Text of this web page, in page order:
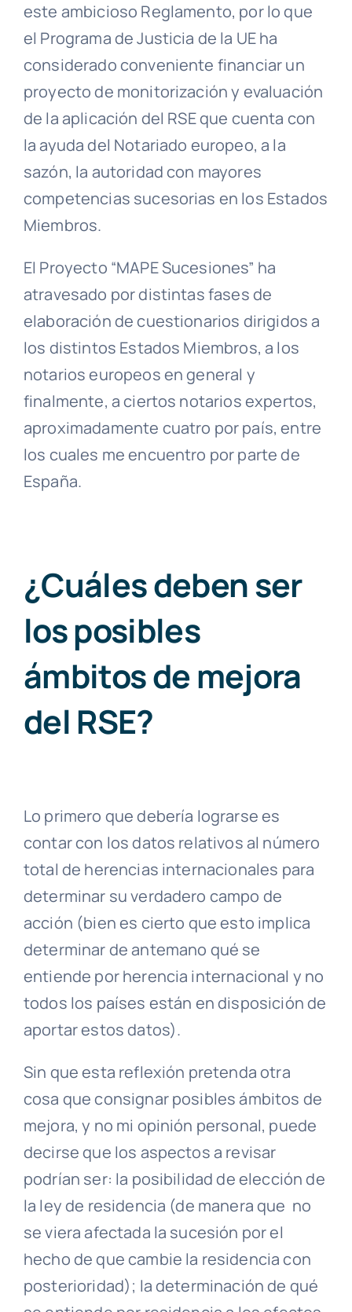
este ambicioso Reglamento, por lo que
el Programa de Justicia de la UE ha
considerado conveniente financiar un
proyecto de monitorización y evaluación
de la aplicación del RSE que cuenta con
la ayuda del Notariado europeo, a la
sazón, la autoridad con mayores
competencias sucesorias en los Estados
Miembros.
El Proyecto “MAPE Sucesiones” ha
atravesado por distintas fases de
elaboración de cuestionarios dirigidos a
los distintos Estados Miembros, a los
notarios europeos en general y
finalmente, a ciertos notarios expertos,
aproximadamente cuatro por país, entre
los cuales me encuentro por parte de
España.
¿Cuáles deben ser
los posibles
ámbitos de mejora
del RSE?
Lo primero que debería lograrse es
contar con los datos relativos al número
total de herencias internacionales para
determinar su verdadero campo de
acción (bien es cierto que esto implica
determinar de antemano qué se
entiende por herencia internacional y no
todos los países están en disposición de
aportar estos datos).
Sin que esta reflexión pretenda otra
cosa que consignar posibles ámbitos de
mejora, y no mi opinión personal, puede
decirse que los aspectos a revisar
podrían ser: la posibilidad de elección de
la ley de residencia (de manera que no
se viera afectada la sucesión por el
hecho de que cambie la residencia con
posterioridad); la determinación de qué